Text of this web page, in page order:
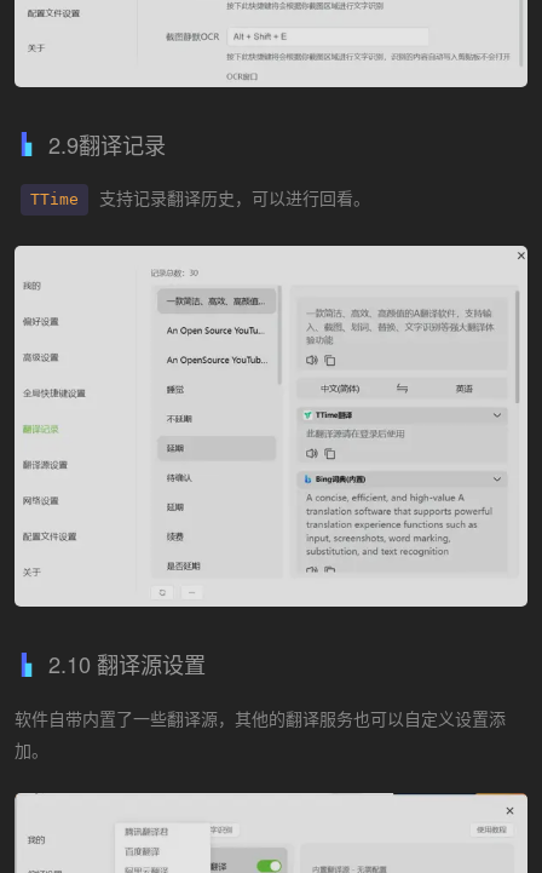
2.9翻译记录
TTime 支持记录翻译历史，可以进行回看。
2.10 翻译源设置
软件自带内置了一些翻译源，其他的翻译服务也可以自定义设置添
加。